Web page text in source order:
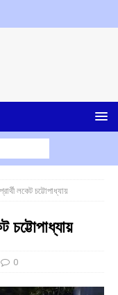
লকেট চট্টোপাধ্যায়
0